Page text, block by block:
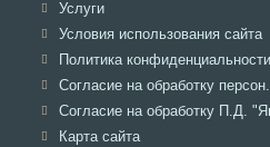
вкладке
УслугиОткроется
в
вкладке
Условия использования сайта
в
Политика
Согласие на обработку
Согласие на обработку П.Д.
Карта сайтаОткроется